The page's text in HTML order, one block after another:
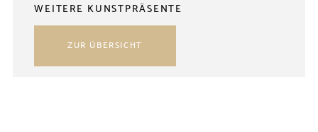
WEITERE KUNSTPRÄSENTE
ZUR ÜBERSICHT